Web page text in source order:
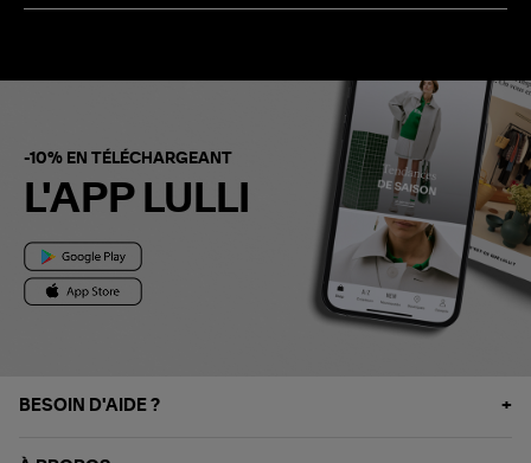
-10% EN TÉLÉCHARGEANT
L'APP LULLI
BESOIN D'AIDE ?